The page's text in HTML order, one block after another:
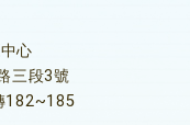
心
三段3號
182~185